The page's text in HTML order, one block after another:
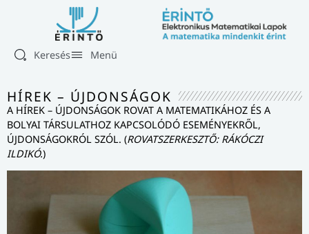
Keresés Menü
HÍREK – ÚJDONSÁGOK
A HÍREK – ÚJDONSÁGOK ROVAT A MATEMATIKÁHOZ ÉS A
BOLYAI TÁRSULATHOZ KAPCSOLÓDÓ ESEMÉNYEKRŐL,
ÚJDONSÁGOKRÓL SZÓL. (ROVATSZERKESZTŐ: RÁKÓCZI
ILDIKÓ.)